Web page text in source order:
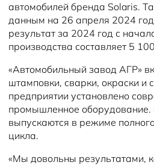
автомобилей бренда Solaris.
данным на 26 апреля 2024
результат за 2024 год с
производства составляет 5
«Автомобильный завод АГР»
штамповки, сварки, окраски и
предприятии установлено
промышленное
выпускаются в режиме
цикла.
«Мы довольны результатами,